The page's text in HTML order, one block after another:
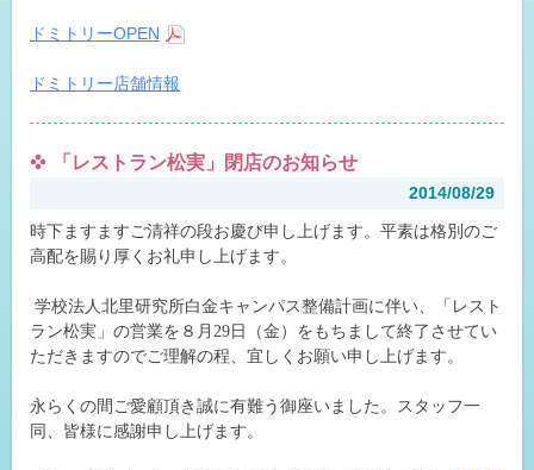
ドミトリーOPEN
ドミトリー店舗情報
「レストラン松実」閉店のお知らせ
2014/08/29
時下ますますご清祥の段お慶び申し上げます。平素は格別のご
高配を賜り厚くお礼申し上げます。
学校法人北里研究所白金キャンパス整備計画に伴い、「レスト
ラン松実」の営業を８月 29日（金）をもちまして終了させてい
ただきますのでご理解の程、宜しくお願い申し上げます。
永らくの間ご愛顧頂き誠に有難う御座いました。スタッフ一
同、皆様に感謝申し上げます。